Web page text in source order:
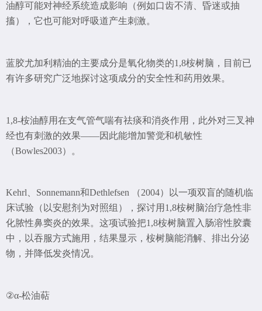
油醇可能对神经系统造成影响（例如口齿不清、昏迷或抽
搐），它也可能对呼吸道产生刺激。
蓝胶尤加利精油的主要成分是氧化物类的1,8桉树脑，目前已
有许多研究广泛地探讨这项成分的安全性和药用效果。
1,8-桉油醇用在支气管气喘有祛痰和消炎作用，此外对三叉神
经也有刺激的效果——因此能增加警觉和机敏性
（Bowles2003）。
Kehrl、Sonnemann和Dethlefsen （2004）以一项双盲的随机临
床试验（以安慰剂为对照组），探讨用1,8桉树脑治疗急性非
化脓性鼻窦炎的效果。这项试验把1,8桉树脑置入肠溶性胶囊
中，以吞服方式施用，结果显示，桉树脑能消解、排出分泌
物，并降低发炎情况。
②α-松油萜